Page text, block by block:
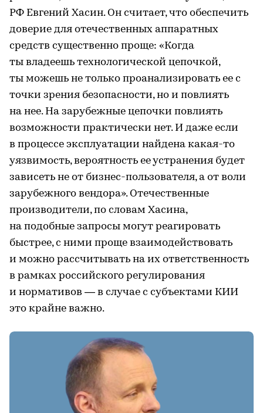
РФ Евгений Хасин. Он считает, что обеспечить
доверие для отечественных аппаратных
средств существенно проще: «Когда
ты владеешь технологической цепочкой,
ты можешь не только проанализировать ее с
точки зрения безопасности, но и повлиять
на нее. На зарубежные цепочки повлиять
возможности практически нет. И даже если
в процессе эксплуатации найдена какая-то
уязвимость, вероятность ее устранения будет
зависеть не от бизнес-пользователя, а от воли
зарубежного вендора». Отечественные
производители, по словам Хасина,
на подобные запросы могут реагировать
быстрее, с ними проще взаимодействовать
и можно рассчитывать на их ответственность
в рамках российского регулирования
и нормативов — в случае с субъектами КИИ
это крайне важно.